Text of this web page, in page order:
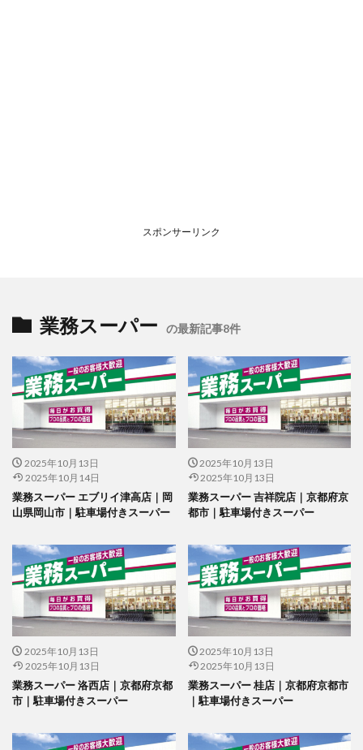
スポンサーリンク
業務スーパー の最新記事8件
2025年10月13日
2025年10月14日
業務スーパー エブリイ津高店｜岡
山県岡山市｜駐車場付きスーパー
2025年10月13日
2025年10月13日
業務スーパー 吉祥院店｜京都府京
都市｜駐車場付きスーパー
2025年10月13日
2025年10月13日
業務スーパー 洛西店｜京都府京都
市｜駐車場付きスーパー
2025年10月13日
2025年10月13日
業務スーパー 桂店｜京都府京都市
｜駐車場付きスーパー